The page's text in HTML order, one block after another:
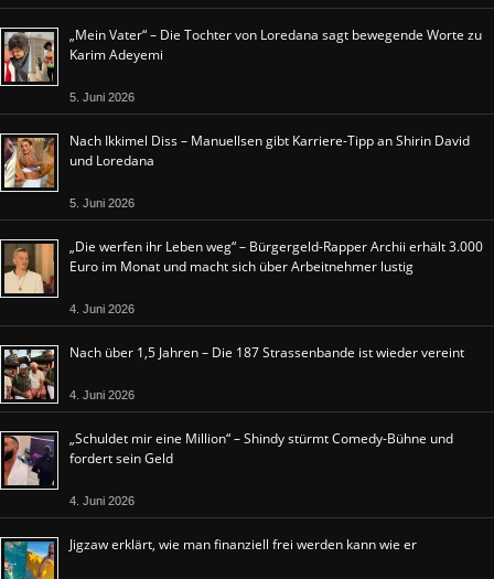
„Mein Vater“ – Die Tochter von Loredana sagt bewegende Worte zu
Karim Adeyemi
5. Juni 2026
Nach Ikkimel Diss – Manuellsen gibt Karriere-Tipp an Shirin David
und Loredana
5. Juni 2026
„Die werfen ihr Leben weg“ – Bürgergeld-Rapper Archii erhält 3.000
Euro im Monat und macht sich über Arbeitnehmer lustig
4. Juni 2026
Nach über 1,5 Jahren – Die 187 Strassenbande ist wieder vereint
4. Juni 2026
„Schuldet mir eine Million“ – Shindy stürmt Comedy-Bühne und
fordert sein Geld
4. Juni 2026
Jigzaw erklärt, wie man finanziell frei werden kann wie er